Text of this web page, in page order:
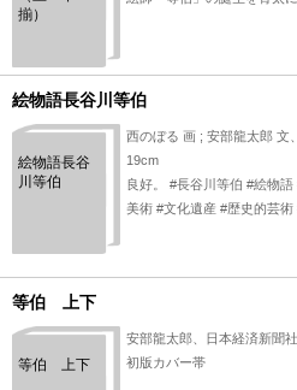
揃）
絵物語長谷川等伯
絵物語長谷
川等伯
西のぼる 画 ; 安部龍太郎 文
19cm
良好。 #長谷川等伯 #絵物
美術 #文化遺産 #歴史的芸
等伯 上下
等伯 上下
安部龍太郎、日本経済新聞
初版カバー帯